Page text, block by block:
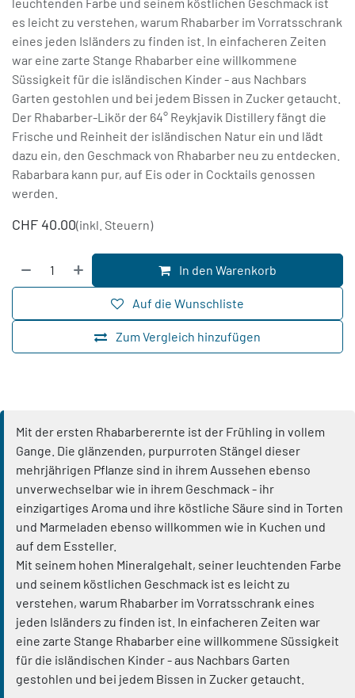
leuchtenden Farbe und seinem köstlichen Geschmack ist
es leicht zu verstehen, warum Rhabarber im Vorratsschrank
eines jeden Isländers zu finden ist. In einfacheren Zeiten
war eine zarte Stange Rhabarber eine willkommene
Süssigkeit für die isländischen Kinder - aus Nachbars
Garten gestohlen und bei jedem Bissen in Zucker getaucht.
Der Rhabarber-Likör der 64° Reykjavik Distillery fängt die
Frische und Reinheit der isländischen Natur ein und lädt
dazu ein, den Geschmack von Rhabarber neu zu entdecken.
Rabarbara kann pur, auf Eis oder in Cocktails genossen
werden.
CHF 40.00(inkl. Steuern)
In den Warenkorb
Zum Vergleich hinzufügen
Auf die Wunschliste
Mit der ersten Rhabarberernte ist der Frühling in vollem
Gange. Die glänzenden, purpurroten Stängel dieser
mehrjährigen Pflanze sind in ihrem Aussehen ebenso
unverwechselbar wie in ihrem Geschmack - ihr
einzigartiges Aroma und ihre köstliche Säure sind in Torten
und Marmeladen ebenso willkommen wie in Kuchen und
auf dem Essteller.
Mit seinem hohen Mineralgehalt, seiner leuchtenden Farbe
und seinem köstlichen Geschmack ist es leicht zu
verstehen, warum Rhabarber im Vorratsschrank eines
jeden Isländers zu finden ist. In einfacheren Zeiten war
eine zarte Stange Rhabarber eine willkommene Süssigkeit
für die isländischen Kinder - aus Nachbars Garten
gestohlen und bei jedem Bissen in Zucker getaucht.